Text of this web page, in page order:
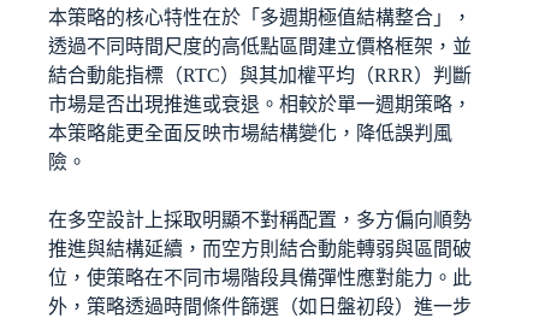
本策略的核心特性在於「多週期極值結構整合」，
透過不同時間尺度的高低點區間建立價格框架，並
結合動能指標（RTC）與其加權平均（RRR）判斷
市場是否出現推進或衰退。相較於單一週期策略，
本策略能更全面反映市場結構變化，降低誤判風
險。
在多空設計上採取明顯不對稱配置，多方偏向順勢
推進與結構延續，而空方則結合動能轉弱與區間破
位，使策略在不同市場階段具備彈性應對能力。此
外，策略透過時間條件篩選（如日盤初段）進一步